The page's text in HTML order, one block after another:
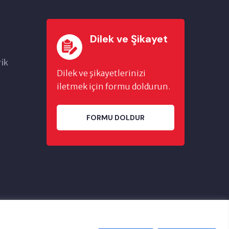
Dilek ve Şikayet
Dilek ve şikayetlerinizi
iletmek için formu doldurun.
FORMU DOLDUR